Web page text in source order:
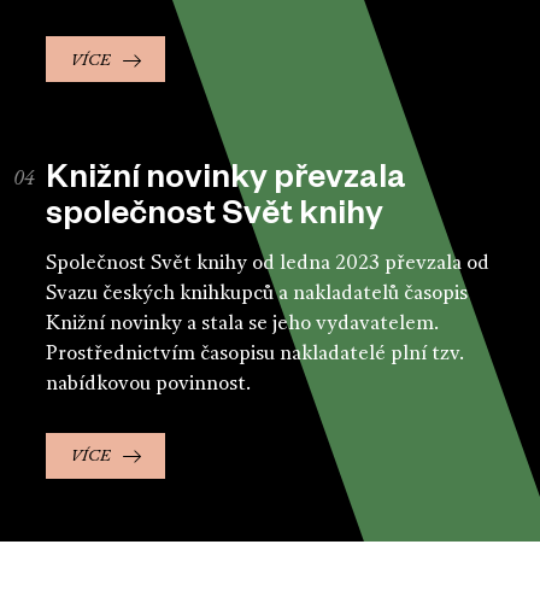
VÍCE
Knižní novinky převzala
společnost Svět knihy
Společnost Svět knihy od ledna 2023 převzala od
Svazu českých knihkupců a nakladatelů časopis
Knižní novinky a stala se jeho vydavatelem.
Prostřednictvím časopisu nakladatelé plní tzv.
nabídkovou povinnost.
VÍCE